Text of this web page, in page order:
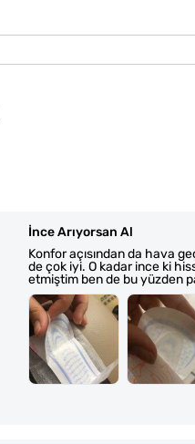
İnce Arıyorsan Al
Konfor açısından da hava
de çok iyi. O kadar ince ki
etmiştim ben de bu yüzden